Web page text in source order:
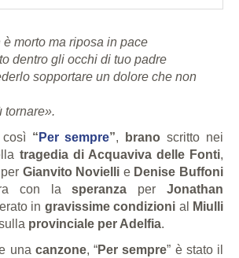
è morto ma riposa in pace
dentro gli occhi di tuo padre
sopportare un dolore che non
tornare».
“ Per sempre”, brano scritto nei
tragedia di Acquaviva delle Fonti,
per Gianvito Novielli e Denise Buffoni
con lasperanza perJonathan
in gravissime condizioni al
Miulli
provinciale per Adelfia.
una canzone, “Per sempre” è stato il